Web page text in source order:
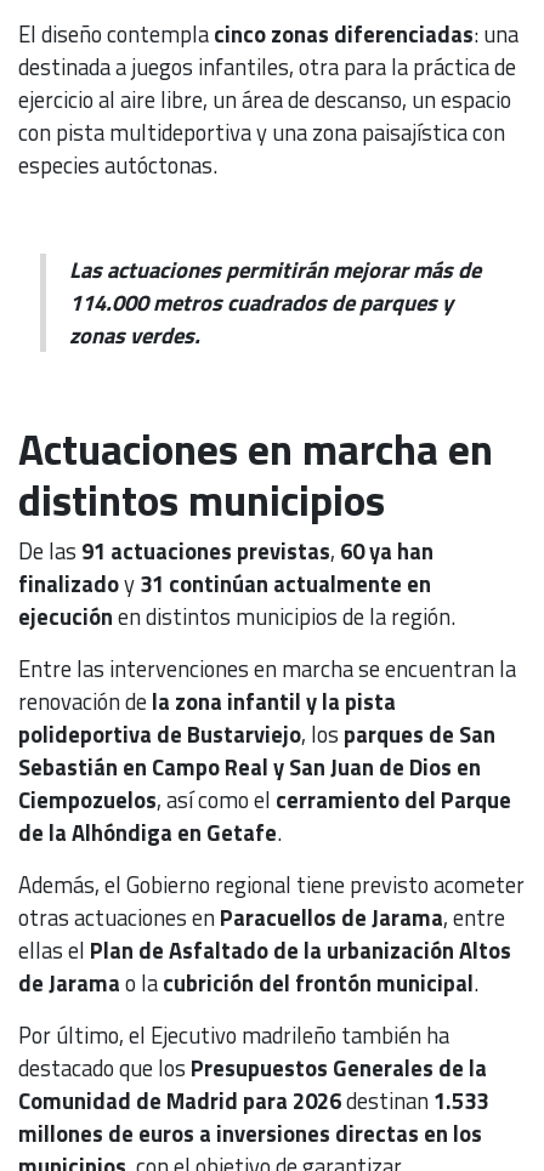
El diseño contemplacinco zonas diferenciadas: una
destinada a juegos infantiles, otra para la práctica de
ejercicio al aire libre, un área de descanso, un espacio
con pista multideportiva y una zona paisajística con
especies autóctonas.
Las actuaciones permitirán mejorar más de
114.000 metros cuadrados de parques y
zonas verdes.
Actuaciones en marcha en
distintos municipios
De las 91 actuaciones previstas, 60 ya han
finalizadoy31 continúan actualmente en
ejecuciónen distintos municipios de la región.
Entre las intervenciones en marcha se encuentran la
renovación dela zona infantil y la pista
polideportiva de Bustarviejo, los parques de San
Sebastián en Campo Real y San Juan de Dios en
Ciempozuelos, así como el cerramiento del Parque
de la Alhóndiga en Getafe.
Además, el Gobierno regional tiene previsto acometer
otras actuaciones enParacuellos de Jarama, entre
ellas el Plan de Asfaltado de la urbanización Altos
de Jaramao lacubrición del frontón municipal.
Por último, el Ejecutivo madrileño también ha
destacado que los Presupuestos Generales de la
Comunidad de Madrid para 2026destinan1.533
millones de euros a inversiones directas en los